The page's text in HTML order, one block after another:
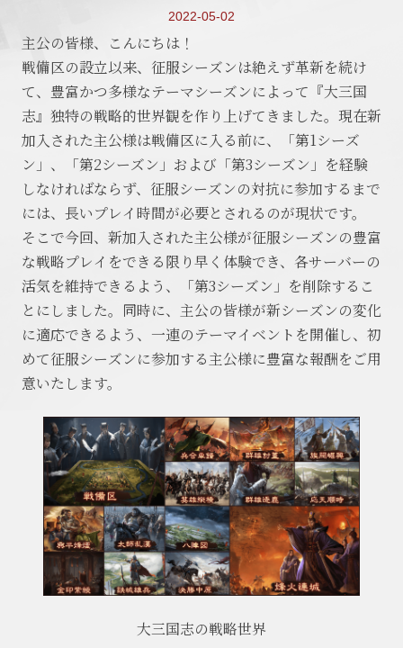
2022-05-02
主公の皆様、こんにちは！
戦備区の設立以来、征服シーズンは絶えず革新を続け
て、豊富かつ多様なテーマシーズンによって『大三国
志』独特の戦略的世界観を作り上げてきました。現在新
加入された主公様は戦備区に入る前に、「第1シーズ
ン」、「第2シーズン」および「第3シーズン」を経験
しなければならず、征服シーズンの対抗に参加するまで
には、長いプレイ時間が必要とされるのが現状です。
そこで今回、新加入された主公様が征服シーズンの豊富
な戦略プレイをできる限り早く体験でき、各サーバーの
活気を維持できるよう、「第3シーズン」を削除するこ
とにしました。同時に、主公の皆様が新シーズンの変化
に適応できるよう、一連のテーマイベントを開催し、初
めて征服シーズンに参加する主公様に豊富な報酬をご用
意いたします。
大三国志の戦略世界